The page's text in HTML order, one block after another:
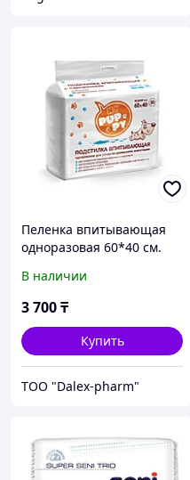
Пеленка впитывающая
одноразовая 60*40 см.
PUPPY по 30 шт.
В наличии
3 700₸
Купить
ТОО "Dalex-pharm"